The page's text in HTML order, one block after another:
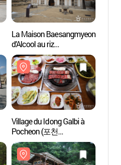
La Maison Baesangmyeon
d’Alcool au riz
(배상면주가)
Village du Idong Galbi à
Pocheon (포천
이동갈비마을)